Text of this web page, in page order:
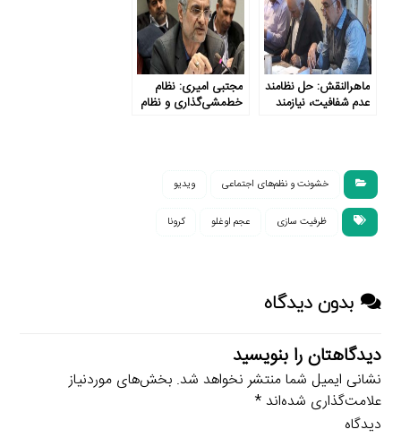
ماهرالنقش: حل نظامند
عدم شفافیت، نیازمند
مجتبی امیری: نظام
خط‌مشی‌گذاری و نظام
خشونت و نظم‌های اجتماعی ویدیو
ظرفیت سازی عجم ‌اوغلو کرونا
بدون دیدگاه
دیدگاهتان را بنویسید
نشانی ایمیل شما منتشر نخواهد شد. بخش‌های موردنیاز
علامت‌گذاری شده‌اند*
دیدگاه